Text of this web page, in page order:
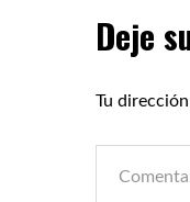
Deje
Tu